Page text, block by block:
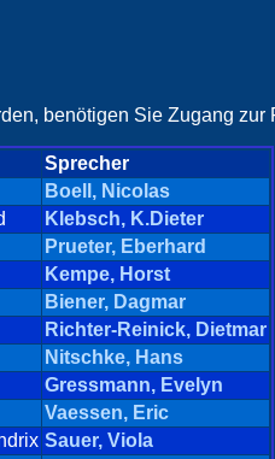
benötigen Sie Zugang zur
Sprecher
Boell, Nicolas
Klebsch, K.Dieter
Prueter, Eberhard
Kempe, Horst
Biener, Dagmar
Richter-Reinick, Dietmar
Nitschke, Hans
Gressmann, Evelyn
Vaessen, Eric
Sauer, Viola